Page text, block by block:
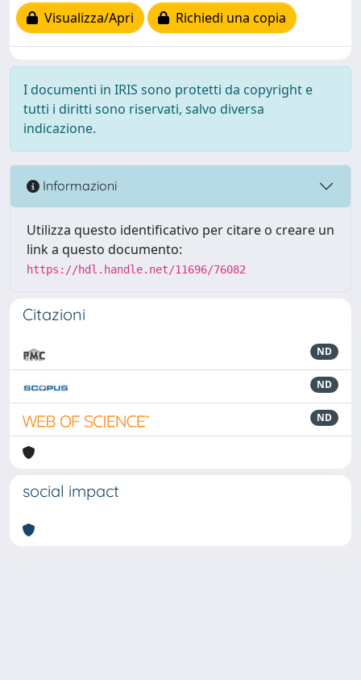
Visualizza/Apri
Richiedi una copia
I documenti in IRIS sono protetti da copyright e
tutti i diritti sono riservati, salvo diversa
indicazione.
Informazioni
Utilizza questo identificativo per citare o creare un
link a questo documento:
https://hdl.handle.net/11696/76082
Citazioni
ND
ND
ND
social impact